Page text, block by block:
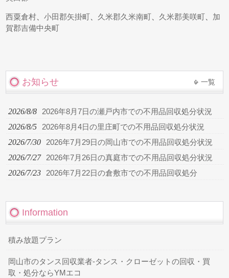
西粟倉村、小田郡矢掛町、 久米郡久米南町、 久米郡美咲町、 加
賀郡吉備中央町
お知らせ 一覧
2026/8/8 2026年8月7日の瀬戸内市での不用品回収処分状況
2026/8/5 2026年8月4日の里庄町での不用品回収処分状況
2026/7/30 2026年7月29日の岡山市での不用品回収処分状況
2026/7/27 2026年7月26日の真庭市での不用品回収処分状況
2026/7/23 2026年7月22日の倉敷市での不用品回収処分
Information
積み放題プラン
岡山市のタンス回収業者-タンス・クローゼットの回収・買
取・処分ならYMエコ